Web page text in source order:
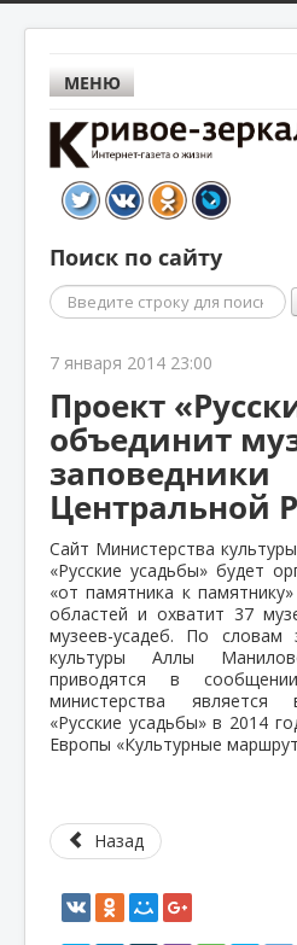
МЕНЮ
Поиск по сайту
Поиск
7 января 2014 23:00
Проект
объединит
заповедники
Центральной
Сайт Министерства
«Русские усадьбы» будет
«от памятника к
областей и охватит 37
музеев-усадеб. По словам
культуры Аллы
приводятся в
министерства является
«Русские усадьбы» в 2014
Европы «Культурные
Назад